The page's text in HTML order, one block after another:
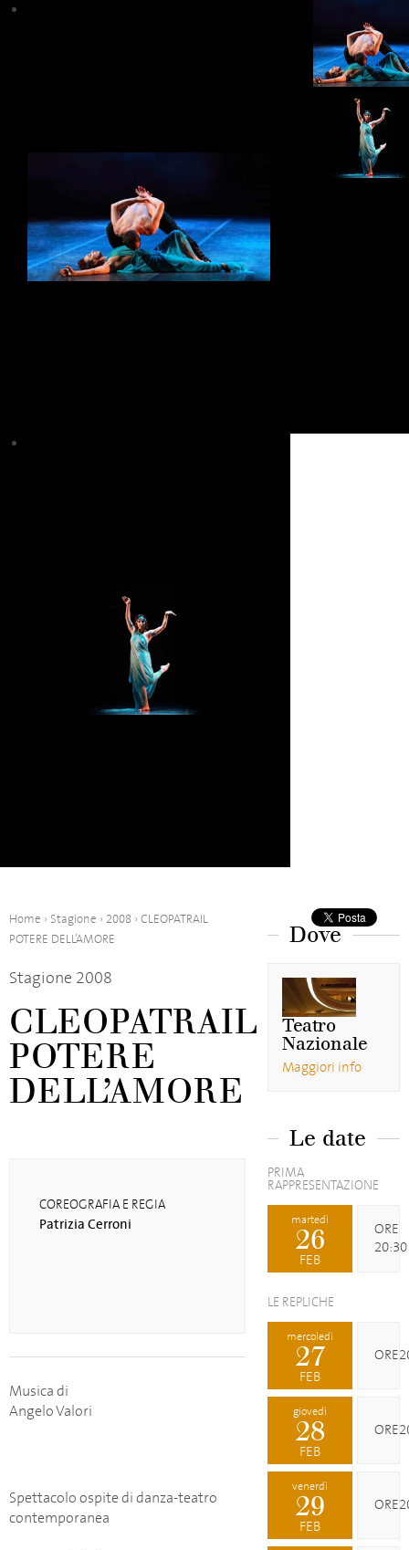
Home › Stagione › 2008 › CLEOPATRAIL
POTERE DELL’AMORE
Stagione 2008
CLEOPATRAIL
POTERE
DELL’AMORE
COREOGRAFIA E REGIA
Patrizia Cerroni
Musica di
Angelo Valori
Spettacolo ospite di danza-teatro
contemporanea
Dove
Teatro
Nazionale
Maggiori info
Le date
PRIMA
RAPPRESENTAZIONE
martedì
26
FEB
ORE
20:30
LE REPLICHE
mercoledì
27
FEB
giovedì
28
FEB
venerdì
29
FEB